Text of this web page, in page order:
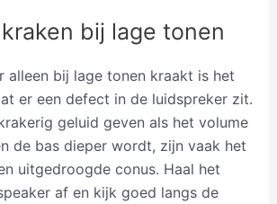
bij lage tonen
alleen bij lage tonen kraakt is het
er een defect in de luidspreker zit.
geluid geven als het volume
de bas dieper wordt, zijn vaak het
uitgedroogde conus. Haal het
af en kijk goed langs de